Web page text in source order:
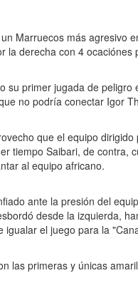
Marruecos más agresivo
la derecha con 4
su primer jugada de
no podría conectar Igor
que el equipo
tiempo Saibari, de contra,
al equipo africano.
ante la presión del
desde la izquierda,
igualar el juego para la
las primeras y únicas